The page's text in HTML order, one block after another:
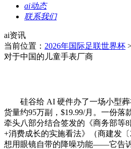
ai动态
联系我们
ai资讯
当前位置： 2026年国际足联世界杯
对于中国的儿童手表厂商
硅谷给 AI 硬件办了一场小型葬
货量约95万副，$19.99/月。一份落
牵头八部分结合签发的《商务部等
+消费成长的实施看法》（商建发〔
想用眼镜自带的降噪功能——它告